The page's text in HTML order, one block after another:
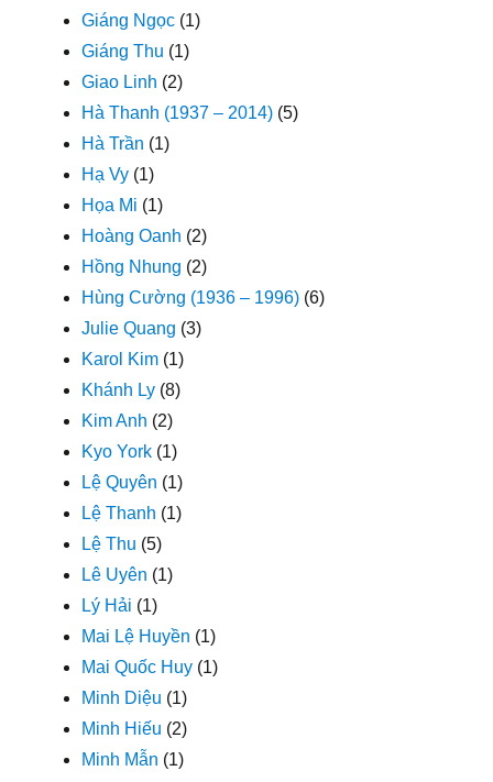
Giáng Ngọc (1)
Giáng Thu (1)
Giao Linh (2)
Hà Thanh (1937 – 2014) (5)
Hà Trần (1)
Hạ Vy (1)
Họa Mi (1)
Hoàng Oanh (2)
Hồng Nhung (2)
Hùng Cường (1936 – 1996) (6)
Julie Quang (3)
Karol Kim (1)
Khánh Ly (8)
Kim Anh (2)
Kyo York (1)
Lệ Quyên (1)
Lệ Thanh (1)
Lệ Thu (5)
Lê Uyên (1)
Lý Hải (1)
Mai Lệ Huyền (1)
Mai Quốc Huy (1)
Minh Diệu (1)
Minh Hiếu (2)
Minh Mẫn (1)